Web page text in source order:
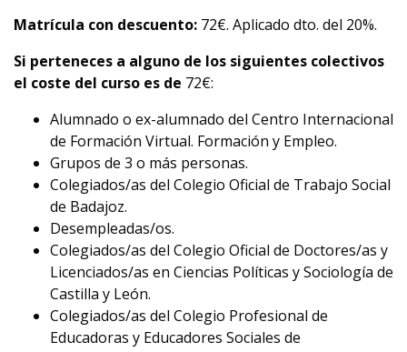
Matrícula con descuento: 72€. Aplicado dto. del 20%.
Si perteneces a alguno de los siguientes colectivos
el coste del curso es de 72€:
Alumnado o ex-alumnado del Centro Internacional
de Formación Virtual. Formación y Empleo.
Grupos de 3 o más personas.
Colegiados/as del Colegio Oficial de Trabajo Social
de Badajoz.
Desempleadas/os.
Colegiados/as del Colegio Oficial de Doctores/as y
Licenciados/as en Ciencias Políticas y Sociología de
Castilla y León.
Colegiados/as del Colegio Profesional de
Educadoras y Educadores Sociales de